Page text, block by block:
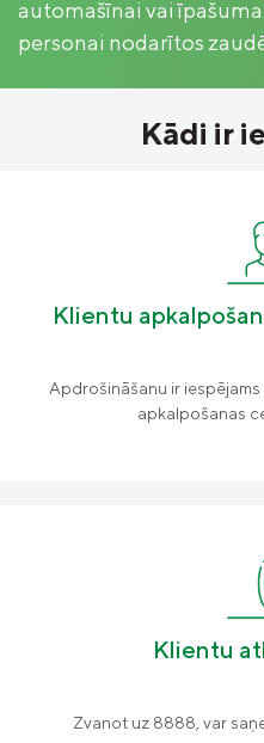
Ilgtspēja
automašīnai vai
personai nodarītos
Kādi ir
Klientu
Apdrošināšanu ir
apkalpošanas
Klientu
Zvanot uz 8888, var